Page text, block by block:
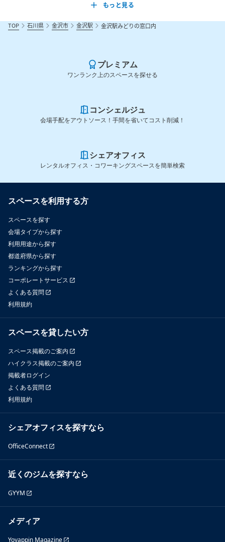
もっと見る
TOP 石川県 金沢市 金沢駅 金沢駅みどりの窓口内
プレミアム
ワンランク上のスペースを探せる
コンシェルジュ
会場手配をアウトソース！手間を省いてコスト削減！
シェアオフィス
レンタルオフィス・コワーキングスペースを簡単検索
スペースを利用する方
スペースを探す
会場タイプから探す
利用用途から探す
都道府県から探す
ランキングから探す
コーポレートサービス
よくある質問
利用規約
スペースを貸したい方
スペース掲載のご案内
ハイクラス掲載のご案内
掲載者ログイン
よくある質問
利用規約
シェアオフィスを探すなら
OfficeConnect
近くのジムを探すなら
GYYM
メディア
Yoyappin Magazine